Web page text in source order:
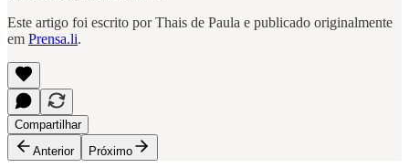
Este artigo foi escrito por Thais de Paula e publicado originalmente
em Prensa.li.
Compartilhar
Anterior
Próximo